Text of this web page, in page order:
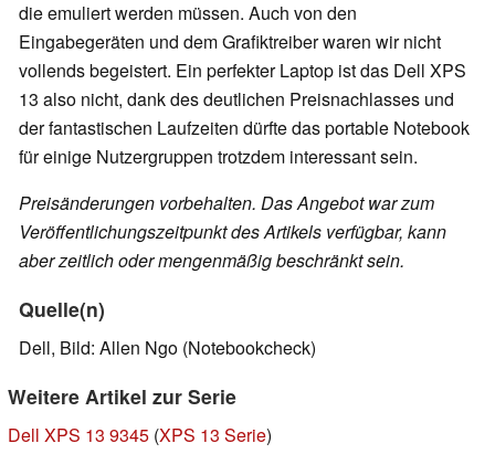
die emuliert werden müssen. Auch von den
Eingabegeräten und dem Grafiktreiber waren wir nicht
vollends begeistert. Ein perfekter Laptop ist das Dell XPS
13 also nicht, dank des deutlichen Preisnachlasses und
der fantastischen Laufzeiten dürfte das portable Notebook
für einige Nutzergruppen trotzdem interessant sein.
Preisänderungen vorbehalten. Das Angebot war zum
Veröffentlichungszeitpunkt des Artikels verfügbar, kann
aber zeitlich oder mengenmäßig beschränkt sein.
Quelle(n)
Dell, Bild: Allen Ngo (Notebookcheck)
Weitere Artikel zur Serie
Dell XPS 13 9345 (XPS 13 Serie)